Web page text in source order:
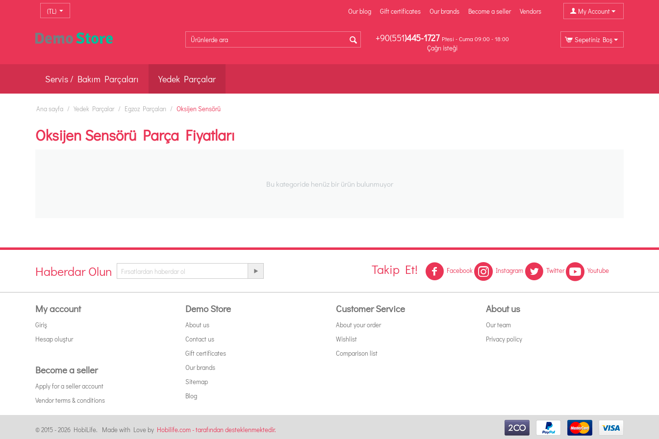
(TL) Our blog Gift certificates Our brands Become a seller Vendors My Account
+90(551)445-1727 P.tesi - Cuma 09:00 - 18:00
Çağrı isteği
Sepetiniz Boş
Servis / Bakım Parçaları Yedek Parçalar
Ana sayfa / Yedek Parçalar / Egzoz Parçaları / Oksijen Sensörü
Oksijen Sensörü Parça Fiyatları
Bu kategoride henüz bir ürün bulunmuyor
Haberdar Olun Takip Et! Facebook Instagram Twitter Youtube
My account
Giriş
Hesap oluştur
Become a seller
Apply for a seller account
Vendor terms & conditions
Demo Store
About us
Contact us
Gift certificates
Our brands
Sitemap
Blog
Customer Service
About your order
Wishlist
Comparison list
About us
Our team
Privacy policy
© 2015 - 2026 HobiLife. Made with Love by Hobilife.com - tarafından desteklenmektedir.